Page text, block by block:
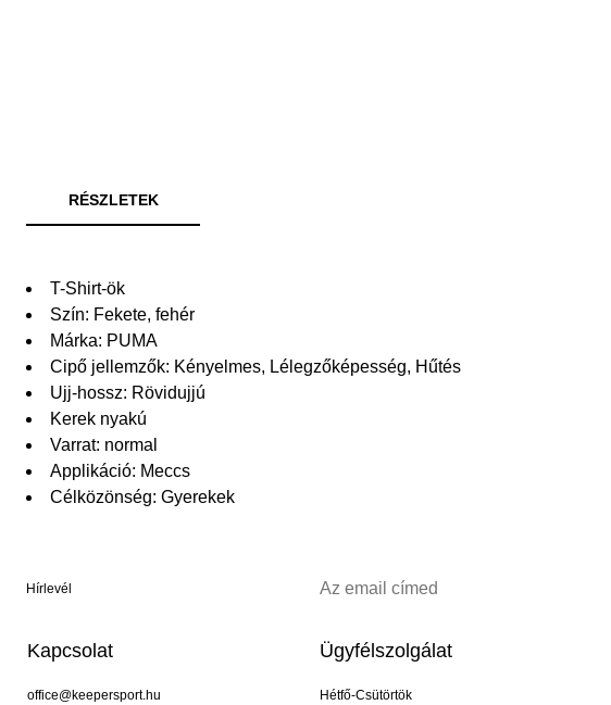
RÉSZLETEK
T-Shirt-ök
Szín: Fekete, fehér
Márka: PUMA
Cipő jellemzők: Kényelmes, Lélegzőképesség, Hűtés
Ujj-hossz: Rövidujjú
Kerek nyakú
Varrat: normal
Applikáció: Meccs
Célközönség: Gyerekek
Hírlevél
Kapcsolat
office@keepersport.hu
Ügyfélszolgálat
Hétfő-Csütörtök